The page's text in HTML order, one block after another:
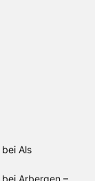
bei Als